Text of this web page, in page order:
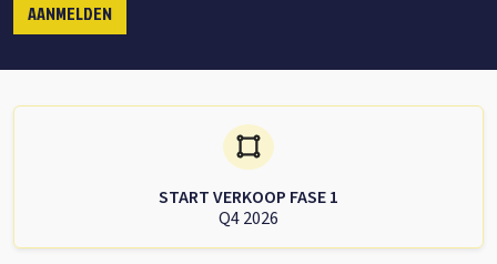
AANMELDEN
START VERKOOP FASE 1
Q4 2026